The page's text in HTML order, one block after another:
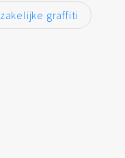
zakelijke graffiti